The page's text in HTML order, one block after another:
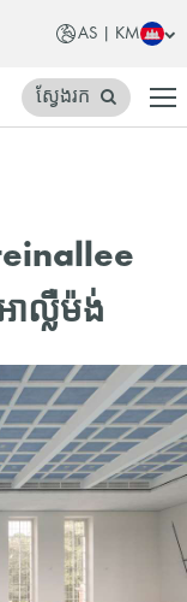
AS | KM
ស្វែងរក
ាល្លឺម៉ង់